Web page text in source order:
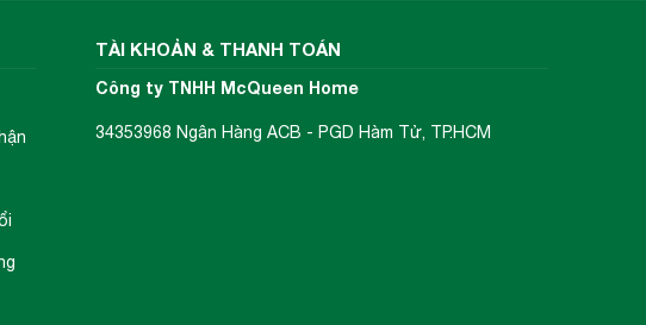
TÀI KHOẢN & THANH TOÁN
Công ty TNHH McQueen Home
34353968 Ngân Hàng ACB - PGD Hàm Tử, TP.HCM